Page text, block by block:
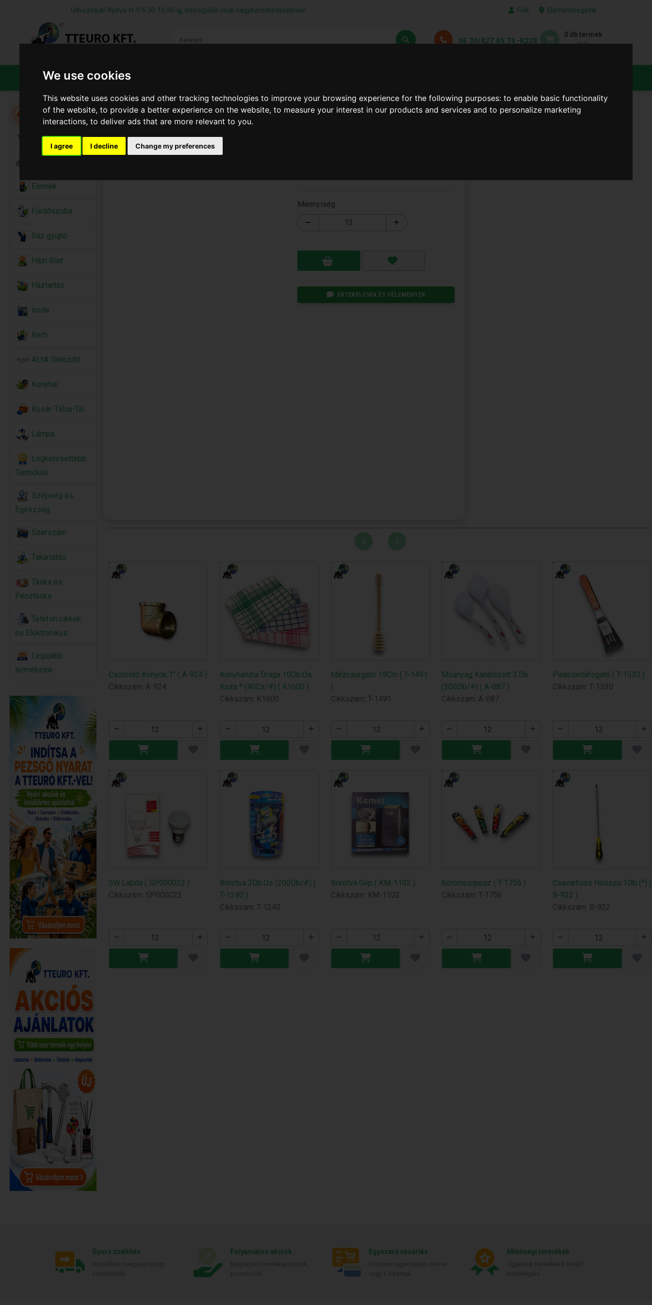
We use cookies
This website uses cookies and other tracking technologies to improve your browsing experience for the following purposes:to enable basic functionality
of the website,to provide a better experience on the website,to measure your interest in our products and services and to personalize marketing
interactions,to deliver ads that are more relevant to you.
I agree I decline Change my preferences
Üdvözöljük! Nyitva: H-V 6:30-16:30-ig, kiszolgálás csak nagykereskedéseknek! Fiók Elérhetőségeink
06 30/427 45 74 -K228
0 db termék
0 Ft
TERMÉKEK
Akció
Alkalmi Kellékek
Elemek
Fürdőszoba
Gáz gyujtó
Házi állat
Háztartás
Iroda
Kerti
ALYA Illatosító
Konyhai
Kosár-Tálca-Tál
Lámpa
Legkeresettebb
Termékek
Szépség és
Egészség
Szerszám
Takaristás
Táska és
Pénztáska
Telefon cikkek
és Elektronikus
Legújabb
termékeink
Mennyiség
ÉRTÉKELÉSEK ÉS VÉLEMÉNYEK
Csőtoldó Könyök 1" ( A-924 )
Cikkszám: A-924
Konyharuha Draga 10Db.Os
Koza * (40Cs/#) ( K1600 )
Cikkszám: K1600
Mézcsurgató 19Cm ( T-1491
)
Cikkszám: T-1491
Műanyag Kanálszett 3.Db
(300Db/#) ( A-087 )
Cikkszám: A-087
Palacsintafogató ( T-1530 )
Cikkszám: T-1530
5W Labda ( SP000022 )
Cikkszám: SP000022
Borotva 3Db.Os (200Db/#) (
T-1240 )
Cikkszám: T-1240
Borótvá Gép ( KM-1102 )
Cikkszám: KM-1102
Körömcsipesz ( T-1756 )
Cikkszám: T-1756
Csavarhúzó Hósszú 1Db (*) (
B-922 )
Cikkszám: B-922
Gyors szállítás Folyamatos akciók Egyszerű vásárlás Minőségi termékek